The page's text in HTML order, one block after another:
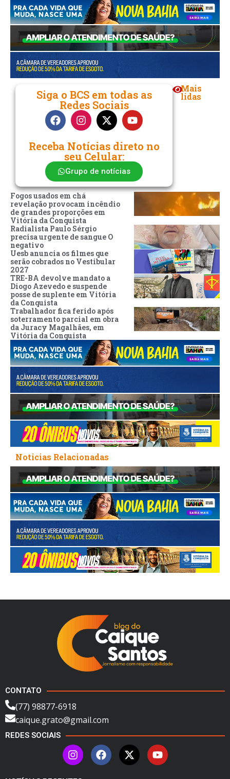
Siga o BCS em todas as
Redes Sociais
Receba Notícias direto no
seu Celular:
Grupo de notícias
Mais
lidas
Fogos usados em chá
revelação provocam incêndio
de grandes proporções em
Vitória da Conquista
Radialista Paulo Sérgio
precisa urgente de sangue O
negativo
Uesb anuncia os filmes que
serão cobrados no Vestibular
2027
TRE-BA devolve mandato a
Diogo Azevedo e suspende
posse de suplente em Vitória
da Conquista
Trabalhador fica ferido após
soterramento parcial em obra
da Juracy Magalhães, em
Vitória da Conquista
Noticias Relacionadas
CONTATO
(77) 98877-6918
caique.grato@gmail.com
REDES SOCIAIS